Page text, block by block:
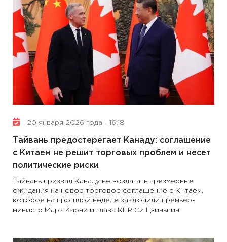
20 января 2026 года - 16:18
Тайвань предостерегает Канаду: соглашение
с Китаем не решит торговых проблем и несет
политические риски
Тайвань призвал Канаду не возлагать чрезмерные
ожидания на новое торговое соглашение с Китаем,
которое на прошлой неделе заключили премьер-
министр Марк Карни и глава КНР Си Цзиньпин